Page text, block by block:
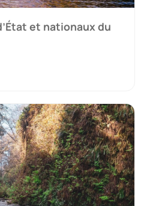
et nationaux du